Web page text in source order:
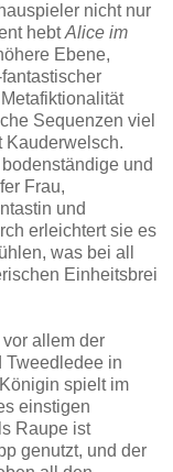
nicht nur
hebtAlice im
Ebene,
Sequenzen viel
Kauderwelsch.
und
Frau,
und
erleichtert sie es
was bei all
Einheitsbrei
allem der
Tweedledee in
spielt im
einstigen
Raupe ist
genutzt, und der